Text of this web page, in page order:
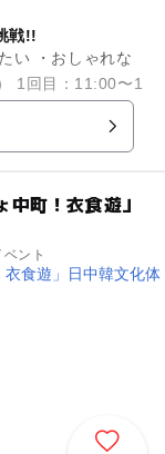
戦!!
町！衣食遊」
ント